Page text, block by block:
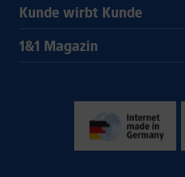
Kunde wirbt Kunde
1&1 Magazin